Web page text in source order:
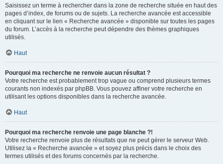
Saisissez un terme à rechercher dans la zone de recherche située en haut des
pages d’index, de forums ou de sujets. La recherche avancée est accessible
en cliquant sur le lien « Recherche avancée » disponible sur toutes les pages
du forum. L’accès à la recherche peut dépendre des thèmes graphiques
utilisés.
Haut
Pourquoi ma recherche ne renvoie aucun résultat ?
Votre recherche est probablement trop vague ou comprend plusieurs termes
courants non indexés par phpBB. Vous pouvez affiner votre recherche en
utilisant les options disponibles dans la recherche avancée.
Haut
Pourquoi ma recherche renvoie une page blanche ?!
Votre recherche renvoie plus de résultats que ne peut gérer le serveur Web.
Utilisez la « Recherche avancée » et soyez plus précis dans le choix des
termes utilisés et des forums concernés par la recherche.